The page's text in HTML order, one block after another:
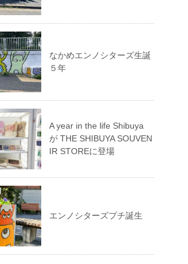
なかめエンノシターズ生誕
５年
A year in the life Shibuya
が THE SHIBUYA SOUVEN
IR STOREに登場
エンノシターズプチ誕生